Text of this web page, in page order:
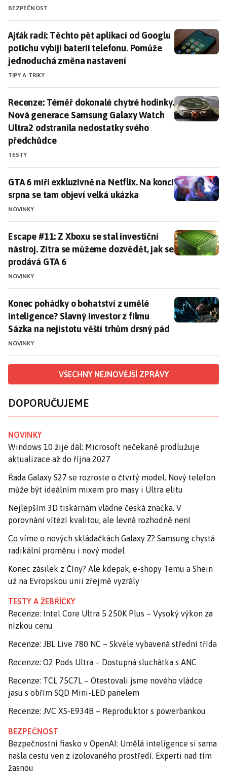
BEZPEČNOST
Ajťák radí: Těchto pět aplikací od Googlu potichu
Ajťák radí: Těchto pět aplikací od Googlu
potichu vybíjí baterii telefonu. Pomůže
jednoduchá změna nastavení
TIPY A TRIKY
Recenze: Téměř dokonalé chytré hodinky. Nová
Recenze: Téměř dokonalé chytré hodinky.
Nová generace Samsung Galaxy Watch
Ultra2 odstranila nedostatky svého
předchůdce
TESTY
GTA 6 míří exkluzivně na Netflix. Na konci srpna se
GTA 6 míří exkluzivně na Netflix. Na konci
srpna se tam objeví velká ukázka
NOVINKY
Escape #11: Z Xboxu se stal investiční nástroj. Zítra
Escape #11: Z Xboxu se stal investiční
nástroj. Zítra se můžeme dozvědět, jak se
prodává GTA 6
NOVINKY
Konec pohádky o bohatství z umělé inteligence?
Konec pohádky o bohatství z umělé
inteligence? Slavný investor z filmu
Sázka na nejistotu věští trhům drsný pád
NOVINKY
VŠECHNY NEJNOVĚJŠÍ ZPRÁVY
DOPORUČUJEME
NOVINKY
Windows 10 žije dál: Microsoft nečekaně prodlužuje
aktualizace až do října 2027
Řada Galaxy S27 se rozroste o čtvrtý model. Nový telefon
může být ideálním mixem pro masy i Ultra elitu
Nejlepším 3D tiskárnám vládne česká značka. V
porovnání vítězí kvalitou, ale levná rozhodně není
Co víme o nových skládačkách Galaxy Z? Samsung chystá
radikální proměnu i nový model
Konec zásilek z Číny? Ale kdepak, e-shopy Temu a Shein
už na Evropskou unii zřejmě vyzrály
TESTY A ŽEBŘÍČKY
Recenze: Intel Core Ultra 5 250K Plus – Vysoký výkon za
nízkou cenu
Recenze: JBL Live 780 NC – Skvěle vybavená střední třída
Recenze: O2 Pods Ultra – Dostupná sluchátka s ANC
Recenze: TCL 75C7L – Otestovali jsme nového vládce
jasu s obřím SQD Mini-LED panelem
Recenze: JVC XS-E934B – Reproduktor s powerbankou
BEZPEČNOST
Bezpečnostní fiasko v OpenAI: Umělá inteligence si sama
našla cestu ven z izolovaného prostředí. Experti nad tím
žasnou